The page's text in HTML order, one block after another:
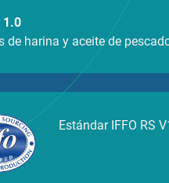
1.0
de harina y aceite de
Estándar IFFO RS